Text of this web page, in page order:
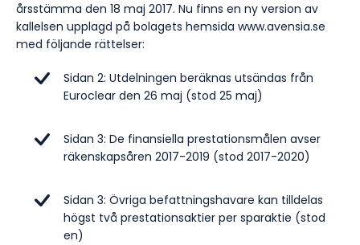
årsstämma den 18 maj 2017. Nu finns en ny version av
kallelsen upplagd på bolagets hemsida www.avensia.se
med följande rättelser:
Sidan 2: Utdelningen beräknas utsändas från
Euroclear den 26 maj (stod 25 maj)
Sidan 3: De finansiella prestationsmålen avser
räkenskapsåren 2017-2019 (stod 2017-2020)
Sidan 3: Övriga befattningshavare kan tilldelas
högst två prestationsaktier per sparaktie (stod
en)